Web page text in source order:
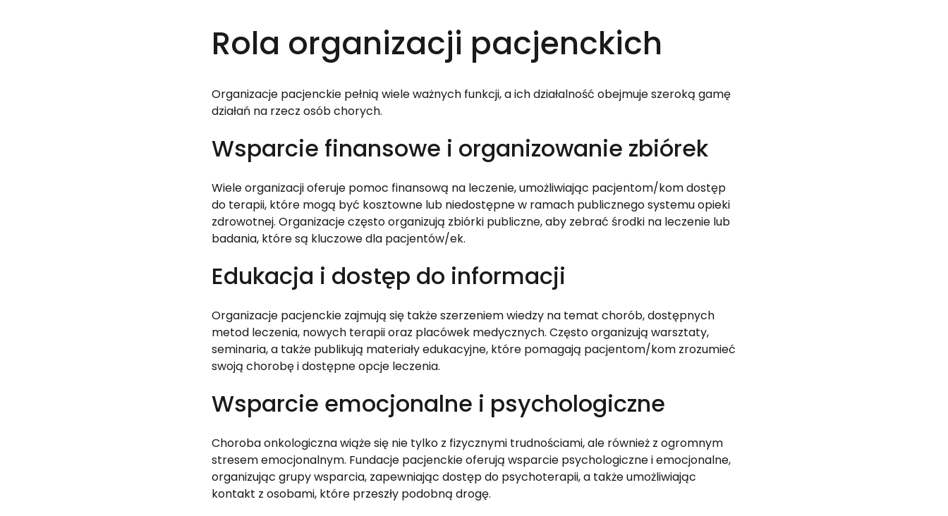
Rola organizacji pacjenckich
Organizacje pacjenckie pełnią wiele ważnych funkcji, a ich działalność obejmuje szeroką gamę
działań na rzecz osób chorych.
Wsparcie finansowe i organizowanie zbiórek
Wiele organizacji oferuje pomoc finansową na leczenie, umożliwiając pacjentom/kom dostęp
do terapii, które mogą być kosztowne lub niedostępne w ramach publicznego systemu opieki
zdrowotnej. Organizacje często organizują zbiórki publiczne, aby zebrać środki na leczenie lub
badania, które są kluczowe dla pacjentów/ek.
Edukacja i dostęp do informacji
Organizacje pacjenckie zajmują się także szerzeniem wiedzy na temat chorób, dostępnych
metod leczenia, nowych terapii oraz placówek medycznych. Często organizują warsztaty,
seminaria, a także publikują materiały edukacyjne, które pomagają pacjentom/kom zrozumieć
swoją chorobę i dostępne opcje leczenia.
Wsparcie emocjonalne i psychologiczne
Choroba onkologiczna wiąże się nie tylko z fizycznymi trudnościami, ale również z ogromnym
stresem emocjonalnym. Fundacje pacjenckie oferują wsparcie psychologiczne i emocjonalne,
organizując grupy wsparcia, zapewniając dostęp do psychoterapii, a także umożliwiając
kontakt z osobami, które przeszły podobną drogę.